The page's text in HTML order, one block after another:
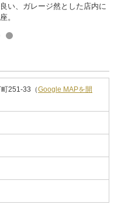
い、ガレージ然とした店内に
。
251-33（Google MAPを開